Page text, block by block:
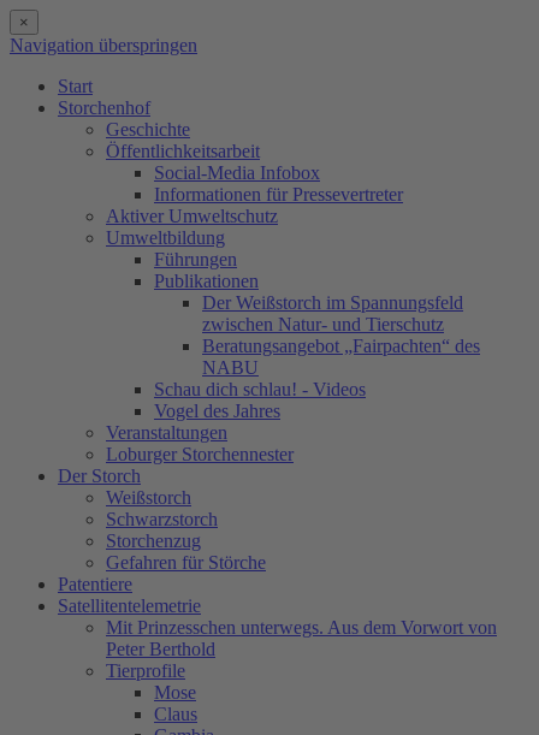
×
Navigation überspringen
Start
Storchenhof
Geschichte
Öffentlichkeitsarbeit
Social-Media Infobox
Informationen für Pressevertreter
Aktiver Umweltschutz
Umweltbildung
Führungen
Publikationen
Der Weißstorch im Spannungsfeld
zwischen Natur- und Tierschutz
Beratungsangebot „Fairpachten“ des
NABU
Schau dich schlau! - Videos
Vogel des Jahres
Veranstaltungen
Loburger Storchennester
Der Storch
Weißstorch
Schwarzstorch
Storchenzug
Gefahren für Störche
Patentiere
Satellitentelemetrie
Mit Prinzesschen unterwegs. Aus dem Vorwort von
Peter Berthold
Tierprofile
Mose
Claus